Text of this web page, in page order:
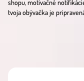
shopu, motivačné
tvoja obývačka je